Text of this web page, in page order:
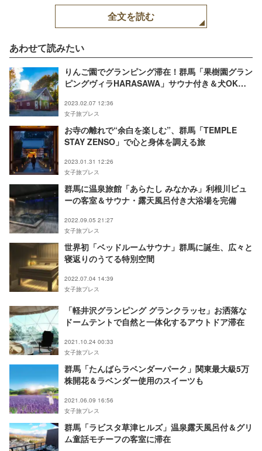
全文を読む
あわせて読みたい
りんご園でグランピング滞在！群馬「果樹園グラン
ピングヴィラHARASAWA」サウナ付き＆犬OKコ
2023.02.07 12:36
女子旅プレス
お寺の離れで“余白を楽しむ”、群馬「TEMPLE
STAY ZENSO」で心と身体を調える旅
2023.01.31 12:26
女子旅プレス
群馬に温泉旅館「あらたし みなかみ」利根川ビュ
ーの客室＆サウナ・露天風呂付き大浴場を完備
2022.09.05 21:27
女子旅プレス
世界初「ベッドルームサウナ」群馬に誕生、広々と
寝返りのうてる特別空間
2022.07.04 14:39
女子旅プレス
「軽井沢グランピング グランクラッセ」お洒落な
ドームテントで自然と一体化するアウトドア滞在
2021.10.24 00:33
女子旅プレス
群馬「たんばらラベンダーパーク」関東最大級5万
株開花＆ラベンダー使用のスイーツも
2021.06.09 16:56
女子旅プレス
群馬「ラビスタ草津ヒルズ」温泉露天風呂付＆グリ
ム童話モチーフの客室に滞在